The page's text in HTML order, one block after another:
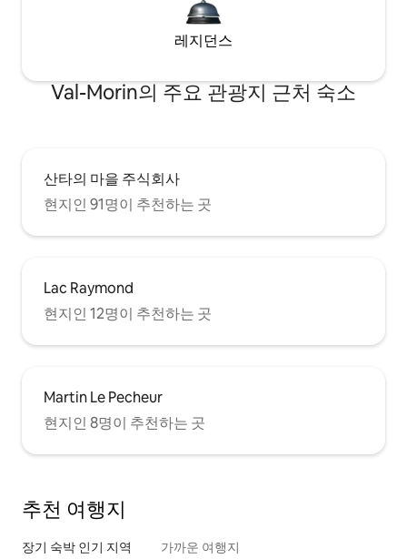
레지던스
Val-Morin의 주요 관광지 근처 숙소
산타의 마을 주식회사
현지인 91명이 추천하는 곳
Lac Raymond
현지인 12명이 추천하는 곳
Martin Le Pecheur
현지인 8명이 추천하는 곳
추천 여행지
장기 숙박 인기 지역 가까운 여행지